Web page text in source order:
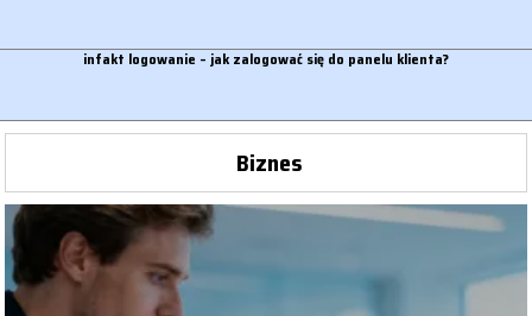
infakt logowanie – jak zalogować się do panelu klienta?
Biznes